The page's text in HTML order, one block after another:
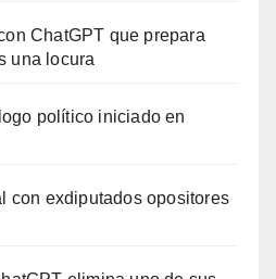
ChatGPT que prepara
una locura
político iniciado en
con exdiputados opositores